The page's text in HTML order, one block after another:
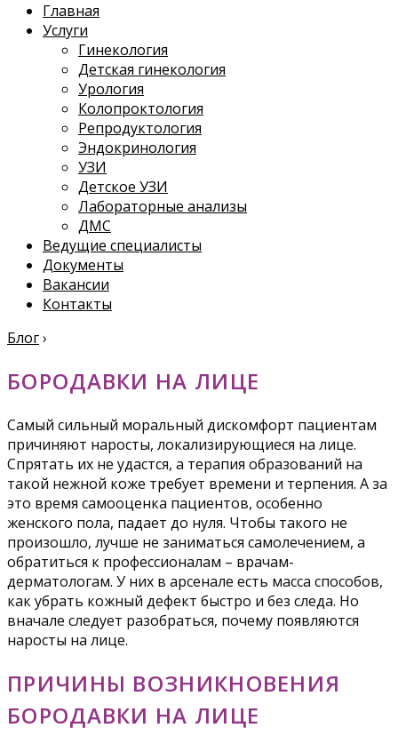
Главная
Услуги
Гинекология
Детская гинекология
Урология
Колопроктология
Репродуктология
Эндокринология
УЗИ
Детское УЗИ
Лабораторные анализы
ДМС
Ведущие специалисты
Документы
Вакансии
Контакты
Блог›
БОРОДАВКИ НА ЛИЦЕ
Самый сильный моральный дискомфорт пациентам
причиняют наросты, локализирующиеся на лице.
Спрятать их не удастся, а терапия образований на
такой нежной коже требует времени и терпения. А за
это время самооценка пациентов, особенно
женского пола, падает до нуля. Чтобы такого не
произошло, лучше не заниматься самолечением, а
обратиться к профессионалам – врачам-
дерматологам. У них в арсенале есть масса способов,
как убрать кожный дефект быстро и без следа. Но
вначале следует разобраться, почему появляются
наросты на лице.
ПРИЧИНЫ ВОЗНИКНОВЕНИЯ
БОРОДАВКИ НА ЛИЦЕ